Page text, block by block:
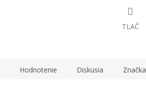
TLAČ
Hodnotenie Diskusia Značka